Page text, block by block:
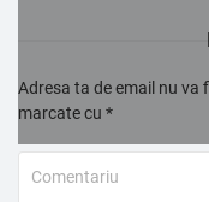
Adresa ta de email nu va
marcate cu *